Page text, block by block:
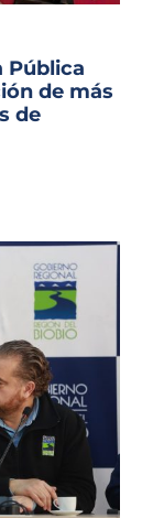
Pública
de más
de